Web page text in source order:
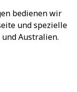
bedienen wir
und spezielle
und Australien.